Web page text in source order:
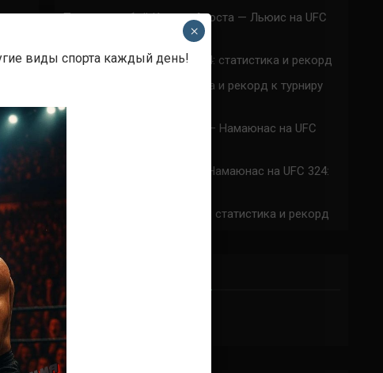
Прогноз на бой Кортес-Акоста — Льюис на UFC
Наталья Сильва на UFC 324: статистика и рекорд
Роуз Намаюнас: статистика и рекорд к турниру
Где смотреть бой Сильва — Намаюнас на UFC
Прогноз на бой Сильва — Намаюнас на UFC 324:
Арнольд Аллен на UFC 324: статистика и рекорд
виды спорта каждый день!
×